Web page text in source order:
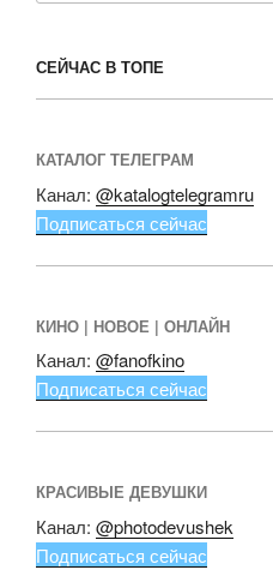
СЕЙЧАС В ТОПЕ
КАТАЛОГ ТЕЛЕГРАМ
Канал: @katalogtelegramru
Подписаться сейчас
КИНО | НОВОЕ | ОНЛАЙН
Канал: @fanofkino
Подписаться сейчас
КРАСИВЫЕ ДЕВУШКИ
Канал: @photodevushek
Подписаться сейчас